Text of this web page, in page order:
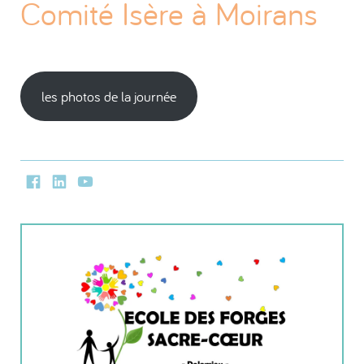
Comité Isère à Moirans
les photos de la journée
FacebookLinkedInYoutube